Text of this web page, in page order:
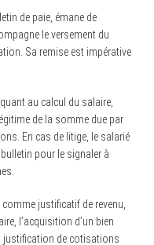
de paie, émane de
le versement du
Sa remise est impérative
au calcul du salaire,
de la somme due par
En cas de litige, le salarié
pour le signaler à
justificatif de revenu,
l’acquisition d’un bien
justification de cotisations